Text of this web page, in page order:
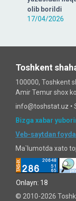
olib borildi
17/04/2026
Toshkent
100000, Toshkent
Amir Temur shox
info@toshstat.uz •
Bizga xabar
Veb-saytdan
Ma`lumotda xato
Onlayn: 18
© 2010-2026